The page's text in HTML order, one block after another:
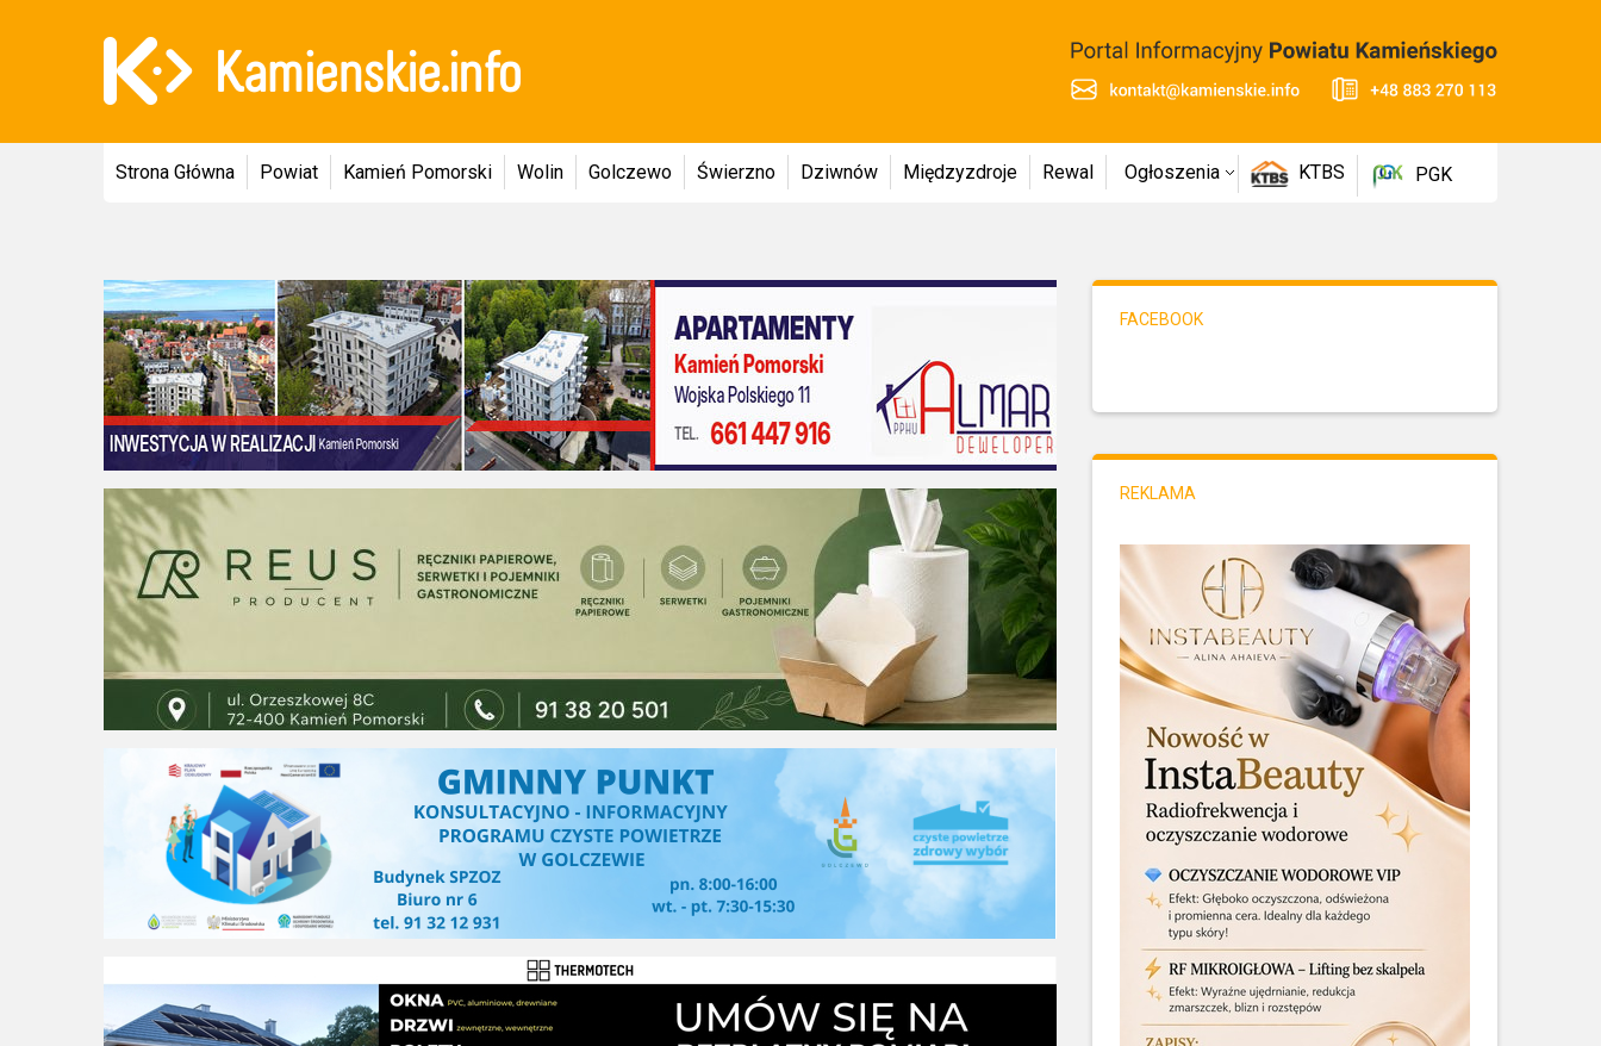
Strona Główna Powiat Kamień Pomorski Wolin Golczewo Świerzno Dziwnów Międzyzdroje Rewal Ogłoszenia KTBS PGK
FACEBOOK
REKLAMA